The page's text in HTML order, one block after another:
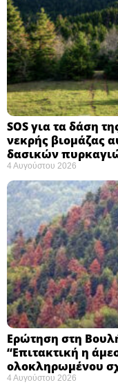
SOS για τα δάση
νεκρής βιομάζας
δασικών
4 Αυγούστου 2026
Ερώτηση στη
“Eπιτακτική η
ολοκληρωμένου
4 Αυγούστου 2026